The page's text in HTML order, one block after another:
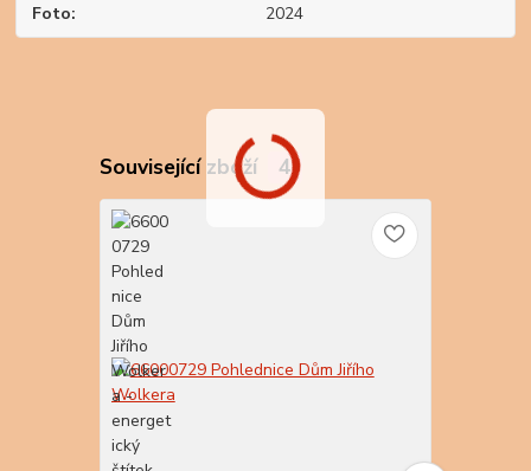
Foto 2024
Související zboží 4